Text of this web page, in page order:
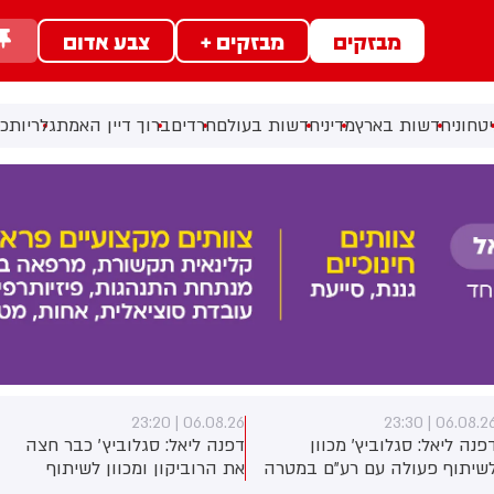
מבזקים מבזקים + צבע אדום
חדשות בארץמדיניחדשות בעולםחרדיםברוך דיין האמתגלריות
06.08.26 |
ליאל: סגלוביץ' מכוון
פעולה עם רע"ם במטרה
06.08.26 | 23:20
דפנה ליאל: סגלוביץ׳ כבר חצה
את הרוביקון ומכוון לשיתוף